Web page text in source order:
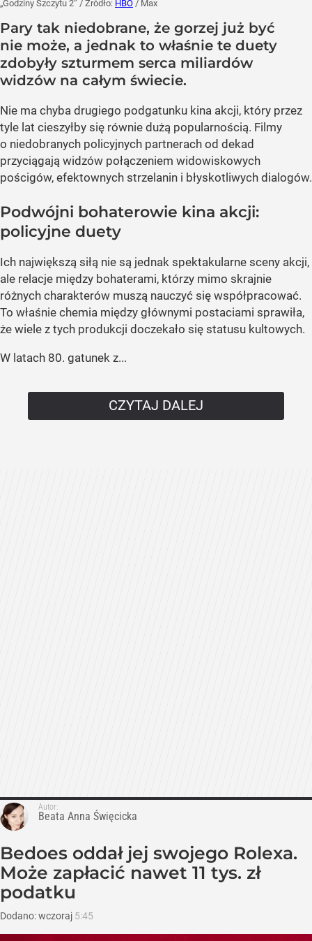
„Godziny Szczytu 2” / Źródło: HBO / Max
Pary tak niedobrane, że gorzej już być
nie może, a jednak to właśnie te duety
zdobyły szturmem serca miliardów
widzów na całym świecie.
Nie ma chyba drugiego podgatunku kina akcji, który przez
tyle lat cieszyłby się równie dużą popularnością. Filmy
o niedobranych policyjnych partnerach od dekad
przyciągają widzów połączeniem widowiskowych
pościgów, efektownych strzelanin i błyskotliwych dialogów.
Podwójni bohaterowie kina akcji:
policyjne duety
Ich największą siłą nie są jednak spektakularne sceny akcji,
ale relacje między bohaterami, którzy mimo skrajnie
różnych charakterów muszą nauczyć się współpracować.
To właśnie chemia między głównymi postaciami sprawiła,
że wiele z tych produkcji doczekało się statusu kultowych.
W latach 80. gatunek z...
CZYTAJ DALEJ
Autor:
Beata Anna Święcicka
Bedoes oddał jej swojego Rolexa.
Może zapłacić nawet 11 tys. zł
podatku
Dodano:wczoraj 5:45